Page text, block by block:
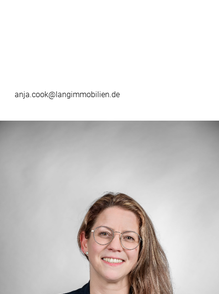
anja.cook@langimmobilien.de